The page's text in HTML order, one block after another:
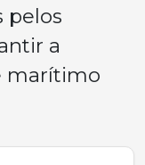
pelos
a
marítimo